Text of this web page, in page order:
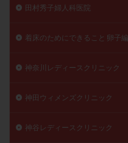
田村秀子婦人科医院
着床のためにできること 卵子編
神奈川レディースクリニック
神田ウィメンズクリニック
神谷レディースクリニック